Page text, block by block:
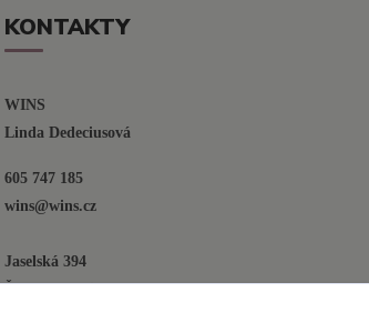
KONTAKTY
WINS
Linda Dedeciusová
605 747 185
wins@wins.cz
Jaselská 394
Šenov u N. Jičína